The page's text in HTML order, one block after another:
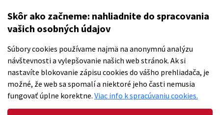
Skôr ako začneme: nahliadnite do spracovania
vašich osobných údajov
Súbory cookies používame najmä na anonymnú analýzu
návštevnosti a vylepšovanie našich web stránok. Ak si
nastavíte blokovanie zápisu cookies do vášho prehliadača, je
možné, že web sa spomalí a niektoré jeho časti nemusia
fungovať úplne korektne. Viac info k spracúvaniu cookies.